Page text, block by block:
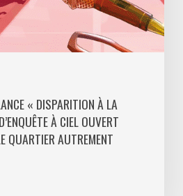
« DISPARITION À LA
À CIEL OUVERT
QUARTIER AUTREMENT